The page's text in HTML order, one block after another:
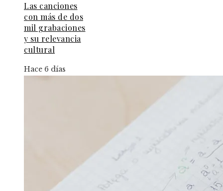
Las canciones
con más de dos
mil grabaciones
y su relevancia
cultural
Hace 6 días